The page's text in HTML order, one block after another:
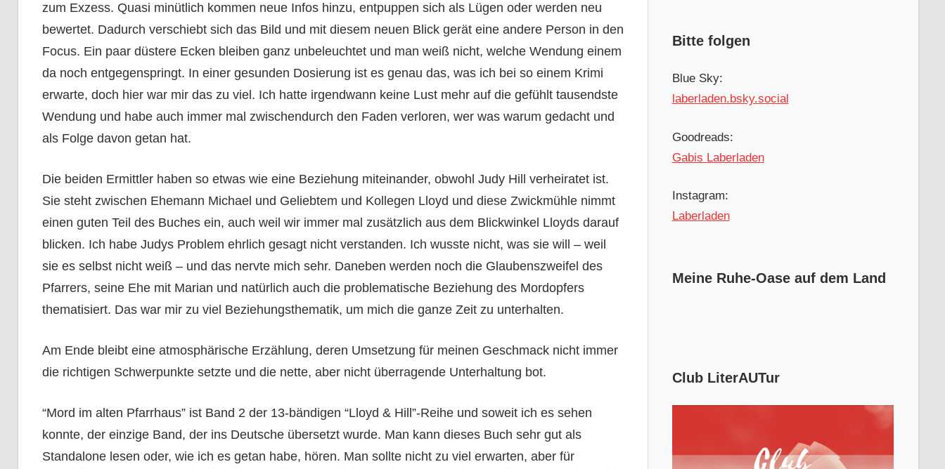
zum Exzess. Quasi minütlich kommen neue Infos hinzu, entpuppen sich als Lügen oder werden neu
bewertet. Dadurch verschiebt sich das Bild und mit diesem neuen Blick gerät eine andere Person in den
Focus. Ein paar düstere Ecken bleiben ganz unbeleuchtet und man weiß nicht, welche Wendung einem
da noch entgegenspringt. In einer gesunden Dosierung ist es genau das, was ich bei so einem Krimi
erwarte, doch hier war mir das zu viel. Ich hatte irgendwann keine Lust mehr auf die gefühlt tausendste
Wendung und habe auch immer mal zwischendurch den Faden verloren, wer was warum gedacht und
als Folge davon getan hat.
Die beiden Ermittler haben so etwas wie eine Beziehung miteinander, obwohl Judy Hill verheiratet ist.
Sie steht zwischen Ehemann Michael und Geliebtem und Kollegen Lloyd und diese Zwickmühle nimmt
einen guten Teil des Buches ein, auch weil wir immer mal zusätzlich aus dem Blickwinkel Lloyds darauf
blicken. Ich habe Judys Problem ehrlich gesagt nicht verstanden. Ich wusste nicht, was sie will – weil
sie es selbst nicht weiß – und das nervte mich sehr. Daneben werden noch die Glaubenszweifel des
Pfarrers, seine Ehe mit Marian und natürlich auch die problematische Beziehung des Mordopfers
thematisiert. Das war mir zu viel Beziehungsthematik, um mich die ganze Zeit zu unterhalten.
Am Ende bleibt eine atmosphärische Erzählung, deren Umsetzung für meinen Geschmack nicht immer
die richtigen Schwerpunkte setzte und die nette, aber nicht überragende Unterhaltung bot.
“Mord im alten Pfarrhaus” ist Band 2 der 13-bändigen “Lloyd & Hill”-Reihe und soweit ich es sehen
konnte, der einzige Band, der ins Deutsche übersetzt wurde. Man kann dieses Buch sehr gut als
Standalone lesen oder, wie ich es getan habe, hören. Man sollte nicht zu viel erwarten, aber für
Bitte folgen
Blue Sky:
laberladen.bsky.social
Goodreads:
Gabis Laberladen
Instagram:
Laberladen
Meine Ruhe-Oase auf dem Land
Club LiterAUTur